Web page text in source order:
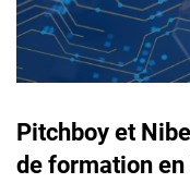
Pitchboy et
de formation